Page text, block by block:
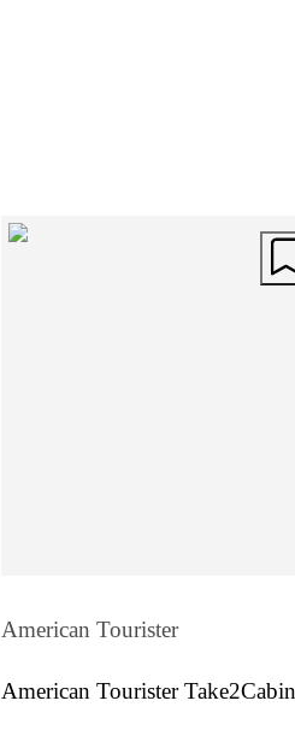
American Tourister
American Tourister Take2Cabin